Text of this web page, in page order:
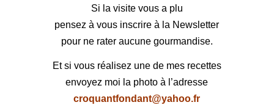
Si la visite vous a plu
pensez à vous inscrire à la Newsletter
pour ne rater aucune gourmandise.
Et si vous réalisez une de mes recettes
envoyez moi la photo à l’adresse
croquantfondant@yahoo.fr